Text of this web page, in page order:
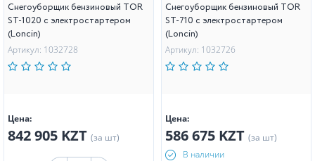
Снегоуборщик бензиновый TOR
ST-1020 с электростартером
(Loncin)
Артикул: 1032728
Цена:
842 905 KZT (за шт)
Снегоуборщик бензиновый TOR
ST-710 с электростартером
(Loncin)
Артикул: 1032726
Цена:
586 675 KZT (за шт)
В наличии